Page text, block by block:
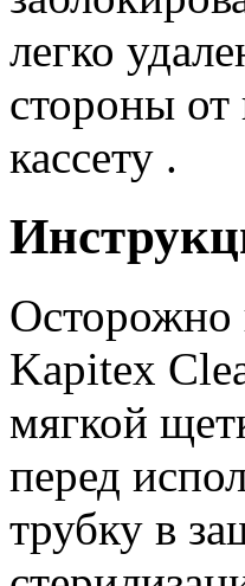
легко
стороны от
кассету .
Осторожно
Kapitex
мягкой
перед
трубку в